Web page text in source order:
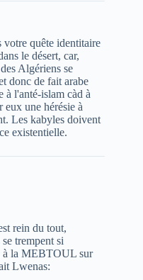
votre quête identitaire
le désert, car,
Algériens se
donc de fait arabe
à l'anté-islam càd à
eux une hérésie à
Les kabyles doivent
existentielle.
rein du tout,
trempent si
à la MEBTOUL sur
Lwenas: